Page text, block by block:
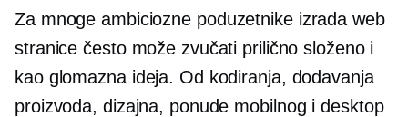
Za mnoge ambiciozne poduzetnike izrada web
stranice često može zvučati prilično složeno i
kao glomazna ideja. Od kodiranja, dodavanja
proizvoda, dizajna, ponude mobilnog i desktop